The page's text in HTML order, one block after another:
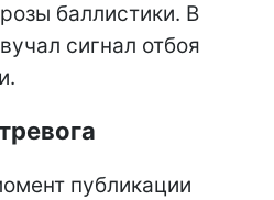
баллистики. В
сигнал отбоя
публикации